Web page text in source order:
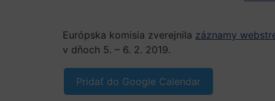
Európska komisia zverejnila záznamy
v dňoch 5. – 6. 2. 2019.
Pridať do Google Calendar